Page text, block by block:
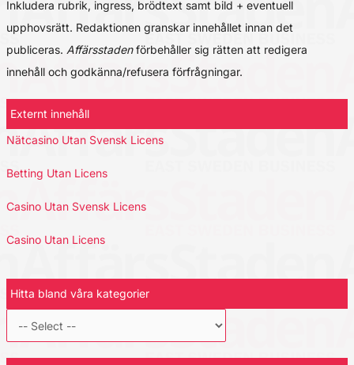
Inkludera rubrik, ingress, brödtext samt bild + eventuell
upphovsrätt. Redaktionen granskar innehållet innan det
publiceras. Affärsstadenförbehåller sig rätten att redigera
innehåll och godkänna/refusera förfrågningar.
Externt innehåll
Nätcasino Utan Svensk Licens
Betting Utan Licens
Casino Utan Svensk Licens
Casino Utan Licens
Hitta bland våra kategorier